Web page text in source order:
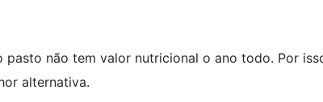
pasto não tem valor nutricional o ano todo. Por
alternativa.